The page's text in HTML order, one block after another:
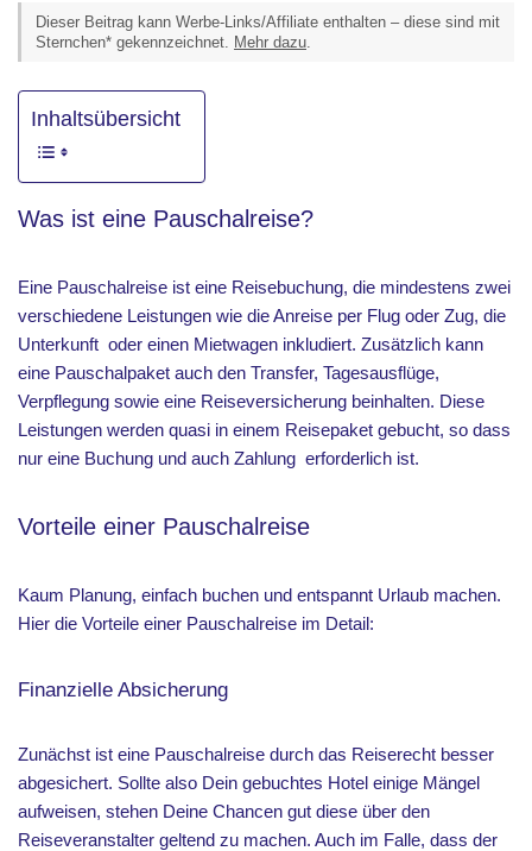
Dieser Beitrag kann Werbe-Links/Affiliate enthalten – diese sind mit
Sternchen* gekennzeichnet. Mehr dazu.
Inhaltsübersicht
Was ist eine Pauschalreise?
Eine Pauschalreise ist eine Reisebuchung, die mindestens zwei
verschiedene Leistungen wie die Anreise per Flug oder Zug, die
Unterkunft oder einen Mietwagen inkludiert. Zusätzlich kann
eine Pauschalpaket auch den Transfer, Tagesausflüge,
Verpflegung sowie eine Reiseversicherung beinhalten. Diese
Leistungen werden quasi in einem Reisepaket gebucht, so dass
nur eine Buchung und auch Zahlung erforderlich ist.
Vorteile einer Pauschalreise
Kaum Planung, einfach buchen und entspannt Urlaub machen.
Hier die Vorteile einer Pauschalreise im Detail:
Finanzielle Absicherung
Zunächst ist eine Pauschalreise durch das Reiserecht besser
abgesichert. Sollte also Dein gebuchtes Hotel einige Mängel
aufweisen, stehen Deine Chancen gut diese über den
Reiseveranstalter geltend zu machen. Auch im Falle, dass der